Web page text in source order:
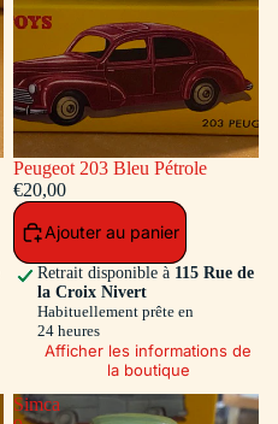
Peugeot 203 Bleu Pétrole
€20,00
Ajouter au panier
Retrait disponible à 115 Rue de
la Croix Nivert
Habituellement prête en
24 heures
Afficher les informations de
la boutique
Simca